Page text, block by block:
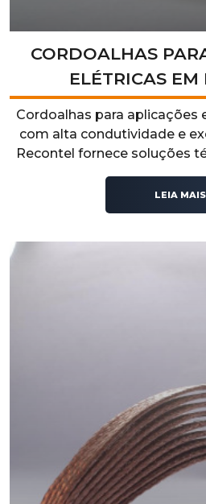
CORDOALHAS
ELÉTRICAS
Cordoalhas para aplicações
com alta condutividade e
Recontel fornece soluções
elétricos industriais que
durabilidade e
LEIA MAIS